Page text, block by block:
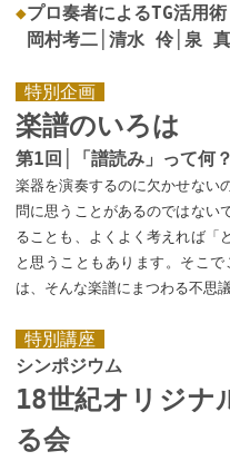
◆プロ奏者によるTG活用術
岡村考二│清水 伶│泉
特別企画
楽譜のいろは
第1回│「譜読み」って何？
楽器を演奏するのに欠かせない
問に思うことがあるのではない
ることも、よくよく考えれば「
と思うこともあります。そこ
は、そんな楽譜にまつわる不思
特別講座
シンポジウム
18世紀オリジナ
る会